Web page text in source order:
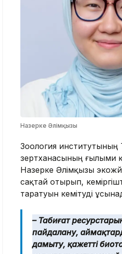
Назерке Әлімқызы
Зоология институтының
зертханасының ғылыми
Назерке Әлімқызы
сақтай отырып,
таратуын кемітуді
– Табиғат
пайдалану,
дамыту, қажетті